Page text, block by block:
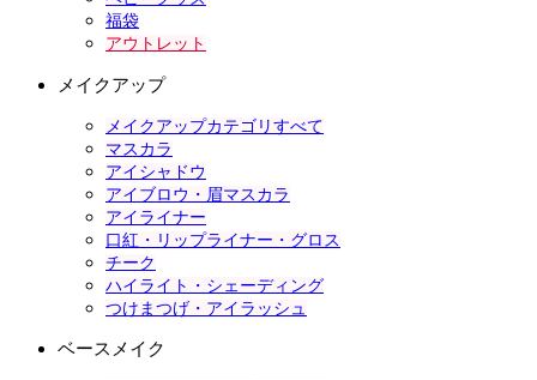
福袋
アウトレット
メイクアップ
メイクアップカテゴリすべて
マスカラ
アイシャドウ
アイブロウ・眉マスカラ
アイライナー
口紅・リップライナー・グロス
チーク
ハイライト・シェーディング
つけまつげ・アイラッシュ
ベースメイク